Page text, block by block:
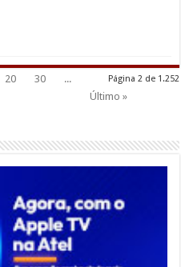
Página 2 de 1.252
20 30
...
Último »